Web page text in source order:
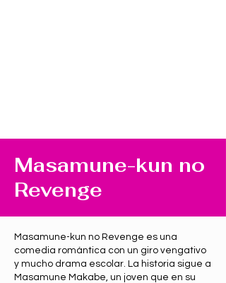
Masamune-kun no
Revenge
Masamune-kun no Revenge es una
comedia romántica con un giro vengativo
y mucho drama escolar. La historia sigue a
Masamune Makabe, un joven que en su